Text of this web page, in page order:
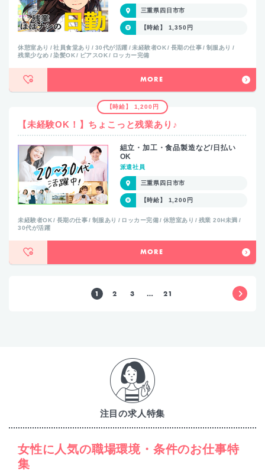
三重県四日市市
【時給】 1,350円
休憩室あり 社員食堂あり 30代が活躍 未経験者OK 長期の仕事
制服あり
残業少なめ
染髪OK ピアスOK ロッカー完備
MORE
【時給】 1,200円
【未経験OK！】ちょこっと残業あり♪
組立・加工・食品製造など/日払い
OK
派遣社員
三重県四日市市
【時給】 1,200円
未経験者OK 長期の仕事 制服あり ロッカー完備 休憩室あり
残業 20H未満
30代が活躍
MORE
1 2 3 … 21
注目の求人特集
女性に人気の職場環境・条件のお仕事特
集